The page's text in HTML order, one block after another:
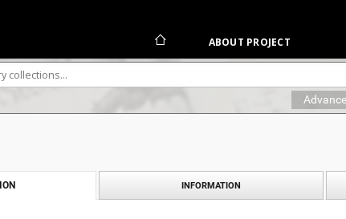
ABOUT PROJECT
INFORMATION